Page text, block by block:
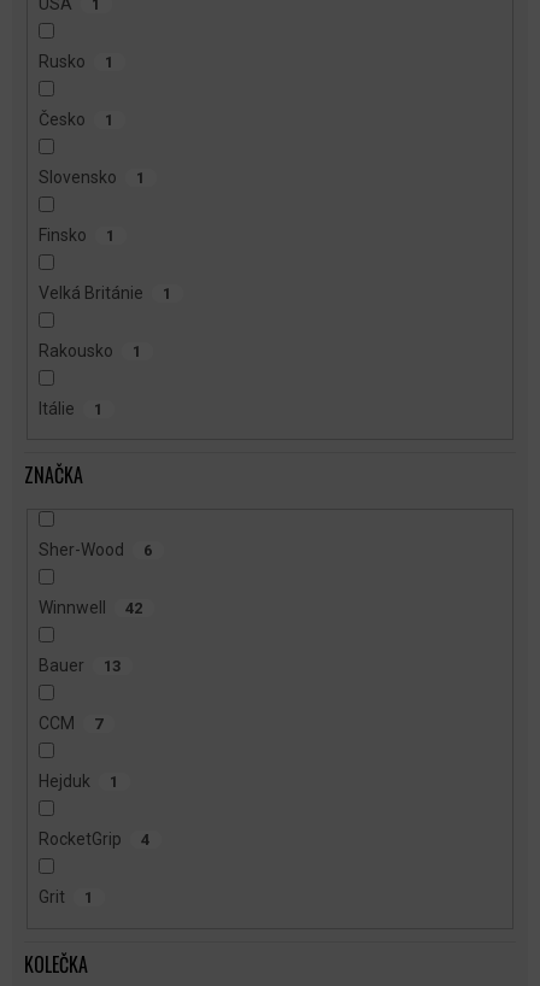
1
Rusko 1
Česko 1
Slovensko 1
Finsko 1
Velká Británie 1
Rakousko 1
Itálie 1
ZNAČKA
Sher-Wood 6
Winnwell 42
Bauer 13
CCM 7
Hejduk 1
RocketGrip 4
Grit 1
KOLEČKA